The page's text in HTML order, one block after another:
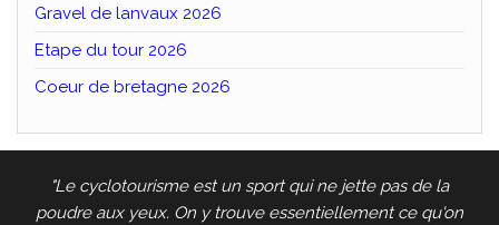
Gravel de lanvaux 2026
Etape du tour 2026
Coeur de bretagne 2026
"Le cyclotourisme est un sport qui ne jette pas de la
poudre aux yeux. On y trouve essentiellement ce qu'on